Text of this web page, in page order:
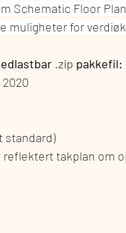
Schematic Floor
for
.zip pakkefil:
standard)
takplan om